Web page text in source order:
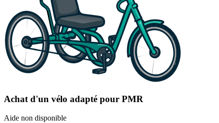
Achat d'un vélo adapté pour PMR
Aide non disponible